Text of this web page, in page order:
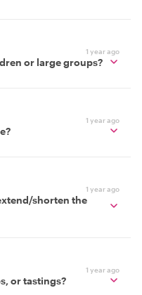
1 year ago
or large groups?
1 year ago
1 year ago
shorten the
1 year ago
or tastings?